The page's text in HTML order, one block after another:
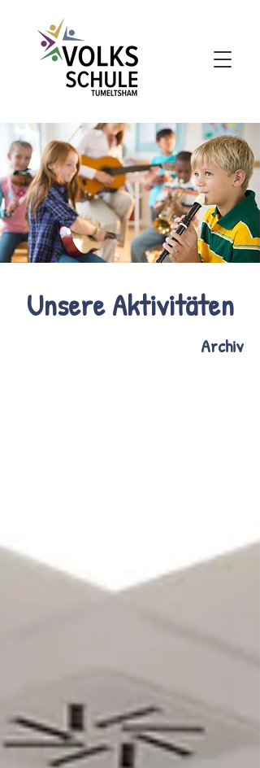
Unsere Aktivitäten
Archiv